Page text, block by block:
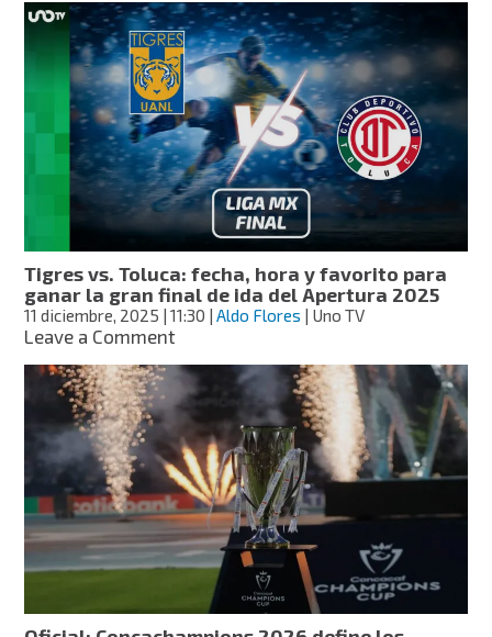
vs.
Tigres:
final
de
vuelta
del
Apertura
2025:
hora
y
quién
será
campeón,
según
la
Tigres vs. Toluca: fecha, hora y favorito para
ganar la gran final de ida del Apertura 2025
11 diciembre, 2025 | 11:30 |Aldo Flores | Uno TV
Leave a Commenton
vs.
Toluca:
fecha,
hora
y
favorito
para
ganar
la
gran
final
de